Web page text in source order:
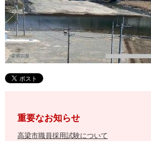
重要なお知らせ
高梁市職員採用試験について